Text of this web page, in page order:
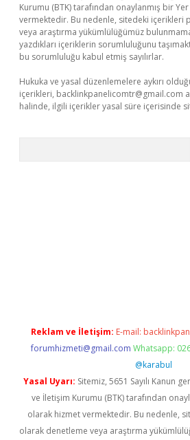
Kurumu (BTK) tarafından onaylanmış bir
vermektedir. Bu nedenle, sitedeki içerikleri
veya araştırma yükümlülüğümüz
yazdıkları içeriklerin sorumluluğunu
bu sorumluluğu kabul etmiş sayılırlar.
Hukuka ve yasal düzenlemelere aykırı
içerikleri, backlinkpanelicomtr@gmail.com
halinde, ilgili içerikler yasal süre içerisinde
Reklam ve İletişim: E-mail:
forumhizmeti@gmail.com Whatsapp:
@karabul
Yasal Uyarı: Sitemiz, 5651 Sayılı Kanun
ve İletişim Kurumu (BTK) tarafından
olarak hizmet vermektedir. Bu nedenle,
olarak denetleme veya araştırma